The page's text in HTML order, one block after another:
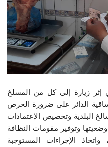
زيارة إلى كل من المسلخ
الدائر على ضرورة الحرص
البلدية وتخصيص الإعتمادات
وضعيتها وتوفير مقومات النظافة
الإجراءات المستوجبة